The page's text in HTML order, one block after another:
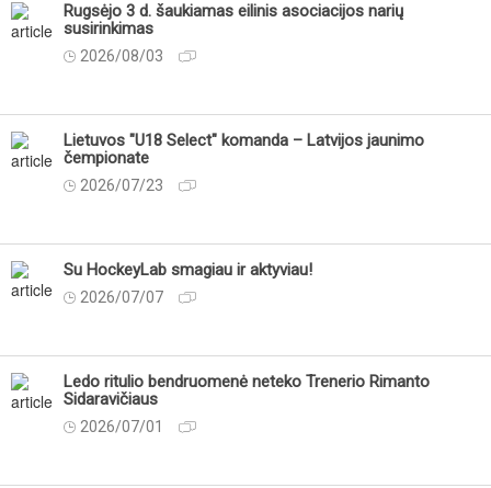
Rugsėjo 3 d. šaukiamas eilinis asociacijos narių
susirinkimas
2026/08/03
Lietuvos "U18 Select" komanda – Latvijos jaunimo
čempionate
2026/07/23
Su HockeyLab smagiau ir aktyviau!
2026/07/07
Ledo ritulio bendruomenė neteko Trenerio Rimanto
Sidaravičiaus
2026/07/01